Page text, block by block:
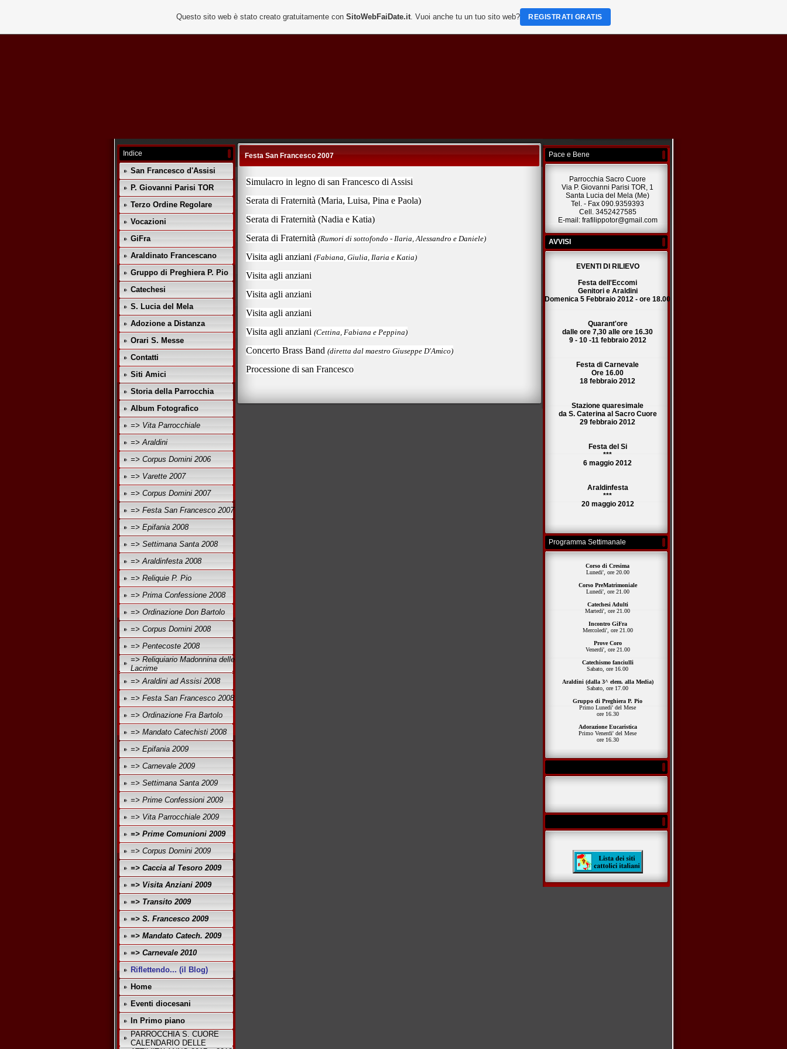
Indice
San Francesco d'Assisi
P. Giovanni Parisi TOR
Terzo Ordine Regolare
Vocazioni
GiFra
Araldinato Francescano
Gruppo di Preghiera P. Pio
Catechesi
S. Lucia del Mela
Adozione a Distanza
Orari S. Messe
Contatti
Siti Amici
Storia della Parrocchia
Album Fotografico
=> Vita Parrocchiale
=> Araldini
=> Corpus Domini 2006
=> Varette 2007
=> Corpus Domini 2007
=> Festa San Francesco 2007
=> Epifania 2008
=> Settimana Santa 2008
=> Araldinfesta 2008
=> Reliquie P. Pio
=> Prima Confessione 2008
=> Ordinazione Don Bartolo
=> Corpus Domini 2008
=> Pentecoste 2008
=> Reliquiario Madonnina delle
Lacrime
=> Araldini ad Assisi 2008
=> Festa San Francesco 2008
=> Ordinazione Fra Bartolo
=> Mandato Catechisti 2008
=> Epifania 2009
=> Carnevale 2009
=> Settimana Santa 2009
=> Prime Confessioni 2009
=> Vita Parrocchiale 2009
=> Prime Comunioni 2009
=> Corpus Domini 2009
=> Caccia al Tesoro 2009
=> Visita Anziani 2009
=> Transito 2009
=> S. Francesco 2009
=> Mandato Catech. 2009
=> Carnevale 2010
Riflettendo... (il Blog)
Home
Eventi diocesani
In Primo piano
PARROCCHIA S. CUORE
CALENDARIO DELLE
Festa San Francesco 2007
Simulacro in legno di san Francesco di Assisi
Serata di Fraternità (Maria, Luisa, Pina e Paola)
Serata di Fraternità (Nadia e Katia)
Serata di Fraternità (Rumori di sottofondo - Ilaria, Alessandro e Daniele)
Visita agli anziani (Fabiana, Giulia, Ilaria e Katia)
Visita agli anziani
Visita agli anziani
Visita agli anziani
Visita agli anziani (Cettina, Fabiana e Peppina)
Concerto Brass Band (diretta dal maestro Giuseppe D'Amico)
Processione di san Francesco
Pace e Bene
Parrocchia Sacro Cuore
Via P. Giovanni Parisi TOR, 1
Santa Lucia del Mela (Me)
Tel. - Fax 090.9359393
Cell. 3452427585
E-mail: frafilippotor@gmail.com
AVVISI
EVENTI DI RILIEVO
Festa dell'Eccomi
Genitori e Araldini
Domenica 5 Febbraio 2012 - ore 18.00
Quarant'ore
dalle ore 7,30 alle ore 16.30
9 - 10 -11 febbraio 2012
Festa di Carnevale
Ore 16.00
18 febbraio 2012
Stazione quaresimale
da S. Caterina al Sacro Cuore
29 febbraio 2012
Festa del Si
***
6 maggio 2012
Araldinfesta
***
20 maggio 2012
Programma Settimanale
Corso di Cresima
Lunedi', ore 20.00
Corso PreMatrimoniale
Lunedi', ore 21.00
Catechesi Adulti
Martedi', ore 21.00
Incontro GiFra
Mercoledi', ore 21.00
Prove Coro
Venerdi', ore 21.00
Catechismo fanciulli
Sabato, ore 16.00
Araldini (dalla 3^ elem. alla Media)
Sabato, ore 17.00
Gruppo di Preghiera P. Pio
Primo Lunedi' del Mese
ore 16.30
Adorazione Eucaristica
Primo Venerdi' del Mese
ore 16.30
Questo sito web è stato creato gratuitamente conSitoWebFaiDate.it. Vuoi anche tu un tuo sito web? REGISTRATI GRATIS